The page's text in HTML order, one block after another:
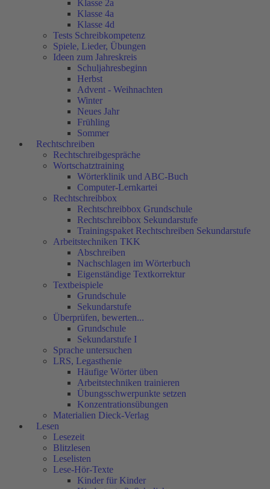
Klasse 2a
Klasse 4a
Klasse 4d
Tests Schreibkompetenz
Spiele, Lieder, Übungen
Ideen zum Jahreskreis
Schuljahresbeginn
Herbst
Advent - Weihnachten
Winter
Neues Jahr
Frühling
Sommer
Rechtschreiben
Rechtschreibgespräche
Wortschatztraining
Wörterklinik und ABC-Buch
Computer-Lernkartei
Rechtschreibbox
Rechtschreibbox Grundschule
Rechtschreibbox Sekundarstufe
Trainingspaket Rechtschreiben Sekundarstufe
Arbeitstechniken TKK
Abschreiben
Nachschlagen im Wörterbuch
Eigenständige Textkorrektur
Textbeispiele
Grundschule
Sekundarstufe
Überprüfen, bewerten...
Grundschule
Sekundarstufe I
Sprache untersuchen
LRS, Legasthenie
Häufige Wörter üben
Arbeitstechniken trainieren
Übungsschwerpunkte setzen
Konzentrationsübungen
Materialien Dieck-Verlag
Lesen
Lesezeit
Blitzlesen
Leselisten
Lese-Hör-Texte
Kinder für Kinder